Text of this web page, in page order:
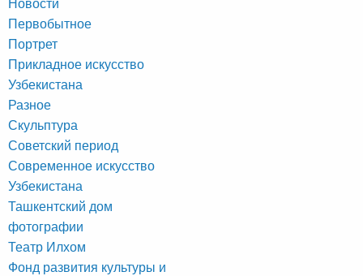
Первобытное
Портрет
Прикладное искусство
Узбекистана
Разное
Скульптура
Советский период
Современное искусство
Узбекистана
Ташкентский дом
фотографии
Театр Илхом
Фонд развития культуры и